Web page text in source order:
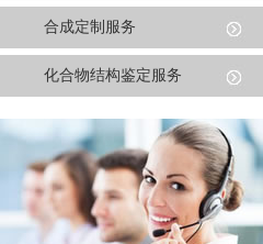
合成定制服务
化合物结构鉴定服务